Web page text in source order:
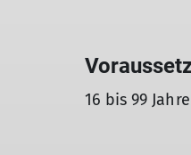
16 bis 99 Jahre